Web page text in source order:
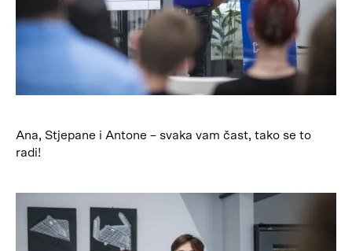
Ana, Stjepane i Antone – svaka vam čast, tako se to
radi!